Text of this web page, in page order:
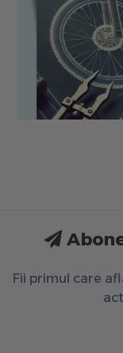
Fii primul care